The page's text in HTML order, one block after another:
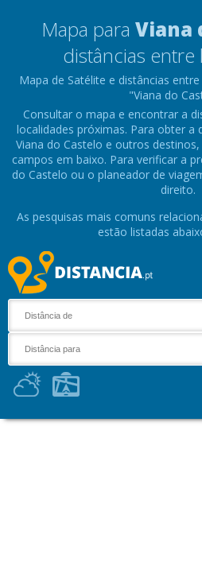
Mapa para Viana
distâncias entre
Mapa de Satélite e distâncias
"Viana do
Consultar o mapa e encontrar a
localidades próximas. Para obter a
Viana do Castelo e outros
campos em baixo. Para verificar a
do Castelo ou o planeador de
direito.
As pesquisas mais comuns
estão listadas